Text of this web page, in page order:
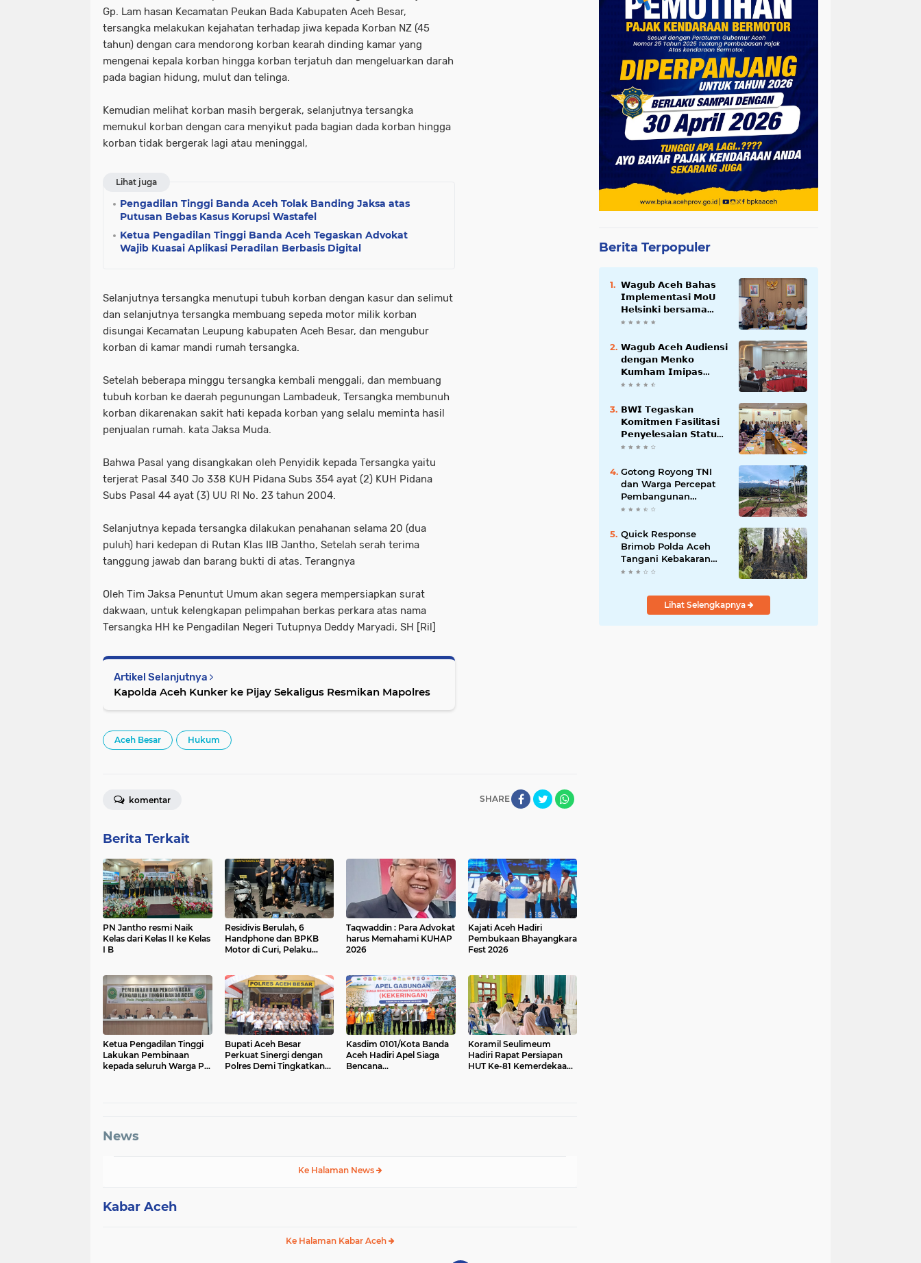
Gp. Lam hasan Kecamatan Peukan Bada Kabupaten Aceh Besar,
tersangka melakukan kejahatan terhadap jiwa kepada Korban NZ (45
tahun) dengan cara mendorong korban kearah dinding kamar yang
mengenai kepala korban hingga korban terjatuh dan mengeluarkan darah
pada bagian hidung, mulut dan telinga.
Kemudian melihat korban masih bergerak, selanjutnya tersangka
memukul korban dengan cara menyikut pada bagian dada korban hingga
korban tidak bergerak lagi atau meninggal,
Lihat juga
Pengadilan Tinggi Banda Aceh Tolak Banding Jaksa atas
Putusan Bebas Kasus Korupsi Wastafel
Ketua Pengadilan Tinggi Banda Aceh Tegaskan Advokat
Wajib Kuasai Aplikasi Peradilan Berbasis Digital
Selanjutnya tersangka menutupi tubuh korban dengan kasur dan selimut
dan selanjutnya tersangka membuang sepeda motor milik korban
disungai Kecamatan Leupung kabupaten Aceh Besar, dan mengubur
korban di kamar mandi rumah tersangka.
Setelah beberapa minggu tersangka kembali menggali, dan membuang
tubuh korban ke daerah pegunungan Lambadeuk, Tersangka membunuh
korban dikarenakan sakit hati kepada korban yang selalu meminta hasil
penjualan rumah. kata Jaksa Muda.
Bahwa Pasal yang disangkakan oleh Penyidik kepada Tersangka yaitu
terjerat Pasal 340 Jo 338 KUH Pidana Subs 354 ayat (2) KUH Pidana
Subs Pasal 44 ayat (3) UU RI No. 23 tahun 2004.
Selanjutnya kepada tersangka dilakukan penahanan selama 20 (dua
puluh) hari kedepan di Rutan Klas IIB Jantho, Setelah serah terima
tanggung jawab dan barang bukti di atas. Terangnya
Oleh Tim Jaksa Penuntut Umum akan segera mempersiapkan surat
dakwaan, untuk kelengkapan pelimpahan berkas perkara atas nama
Tersangka HH ke Pengadilan Negeri Tutupnya Deddy Maryadi, SH [Ril]
Artikel Selanjutnya
Kapolda Aceh Kunker ke Pijay Sekaligus Resmikan Mapolres
Aceh Besar Hukum
SHARE
komentar
Berita Terkait
PN Jantho resmi Naik
Kelas dari Kelas II ke Kelas
I B
Residivis Berulah, 6
Handphone dan BPKB
Motor di Curi, Pelaku
Taqwaddin : Para Advokat
harus Memahami KUHAP
2026
Kajati Aceh Hadiri
Pembukaan Bhayangkara
Fest 2026
Ketua Pengadilan Tinggi
Lakukan Pembinaan
kepada seluruh Warga PN
Bupati Aceh Besar
Perkuat Sinergi dengan
Polres Demi Tingkatkan
Kasdim 0101/Kota Banda
Aceh Hadiri Apel Siaga
Bencana
Koramil Seulimeum
Hadiri Rapat Persiapan
HUT Ke-81 Kemerdekaan
News
Ke Halaman News
Kabar Aceh
Ke Halaman Kabar Aceh
Berita Terpopuler
𝗪𝗮𝗴𝘂𝗯 𝗔𝗰𝗲𝗵 𝗕𝗮𝗵𝗮𝘀
𝗜𝗺𝗽𝗹𝗲𝗺𝗲𝗻𝘁𝗮𝘀𝗶 𝗠𝗼𝗨
𝗛𝗲𝗹𝘀𝗶𝗻𝗸𝗶 𝗯𝗲𝗿𝘀𝗮𝗺𝗮
𝗦𝗲𝗸𝗿𝗲𝘁𝗮𝗿𝗶𝗮𝘁 𝗡𝗲𝗴𝗮𝗿𝗮
𝗪𝗮𝗴𝘂𝗯 𝗔𝗰𝗲𝗵 𝗔𝘂𝗱𝗶𝗲𝗻𝘀𝗶
𝗱𝗲𝗻𝗴𝗮𝗻 𝗠𝗲𝗻𝗸𝗼
𝗞𝘂𝗺𝗵𝗮𝗺 𝗜𝗺𝗶𝗽𝗮𝘀
𝗧𝗲𝗿𝗸𝗮𝗶𝘁 𝗦𝘁𝗮𝘁𝘂𝘀 𝗪𝗮𝗸𝗮𝗳
𝗕𝗪𝗜 𝗧𝗲𝗴𝗮𝘀𝗸𝗮𝗻
𝗞𝗼𝗺𝗶𝘁𝗺𝗲𝗻 𝗙𝗮𝘀𝗶𝗹𝗶𝘁𝗮𝘀𝗶
𝗣𝗲𝗻𝘆𝗲𝗹𝗲𝘀𝗮𝗶𝗮𝗻 𝗦𝘁𝗮𝘁𝘂𝘀
𝗪𝗮𝗸𝗮𝗳 𝗕𝗹𝗮𝗻𝗴 𝗣𝗮𝗱𝗮𝗻𝗴
Gotong Royong TNI
dan Warga Percepat
Pembangunan
Jembatan Gantung
Aceh Tenggara
Quick Response
Brimob Polda Aceh
Tangani Kebakaran
Hutan di Lembah
Lihat Selengkapnya